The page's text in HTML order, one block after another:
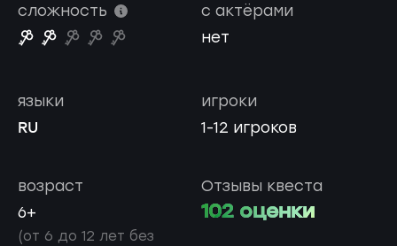
сложность
с актёрами
нет
игроки
1-12 игроков
языки
RU
возраст
6+
(от 6 до 12 лет без
Отзывы квеста
102 оценки